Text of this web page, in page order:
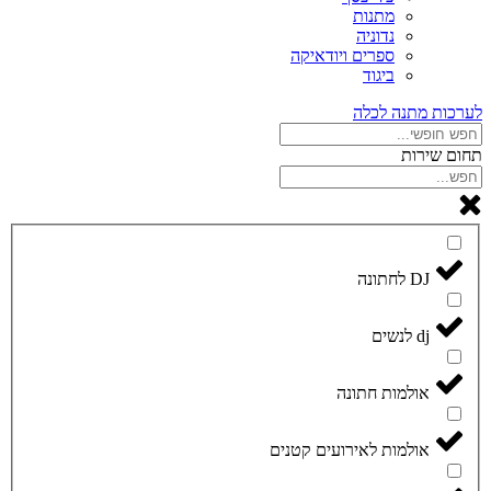
מתנות
נדוניה
ספרים ויודאיקה
ביגוד
לערכות מתנה לכלה
תחום שירות
DJ לחתונה
dj לנשים
אולמות חתונה
אולמות לאירועים קטנים